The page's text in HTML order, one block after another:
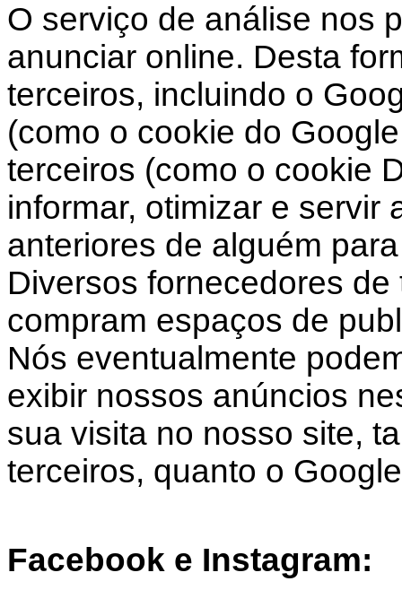
O serviço de análise nos
anunciar online. Desta
terceiros, incluindo o
(como o cookie do
terceiros (como o cookie
informar, otimizar e servir
anteriores de alguém
Diversos fornecedores
compram espaços de
Nós eventualmente
exibir nossos anúncios
sua visita no nosso site,
terceiros, quanto o
Facebook e Instagram: